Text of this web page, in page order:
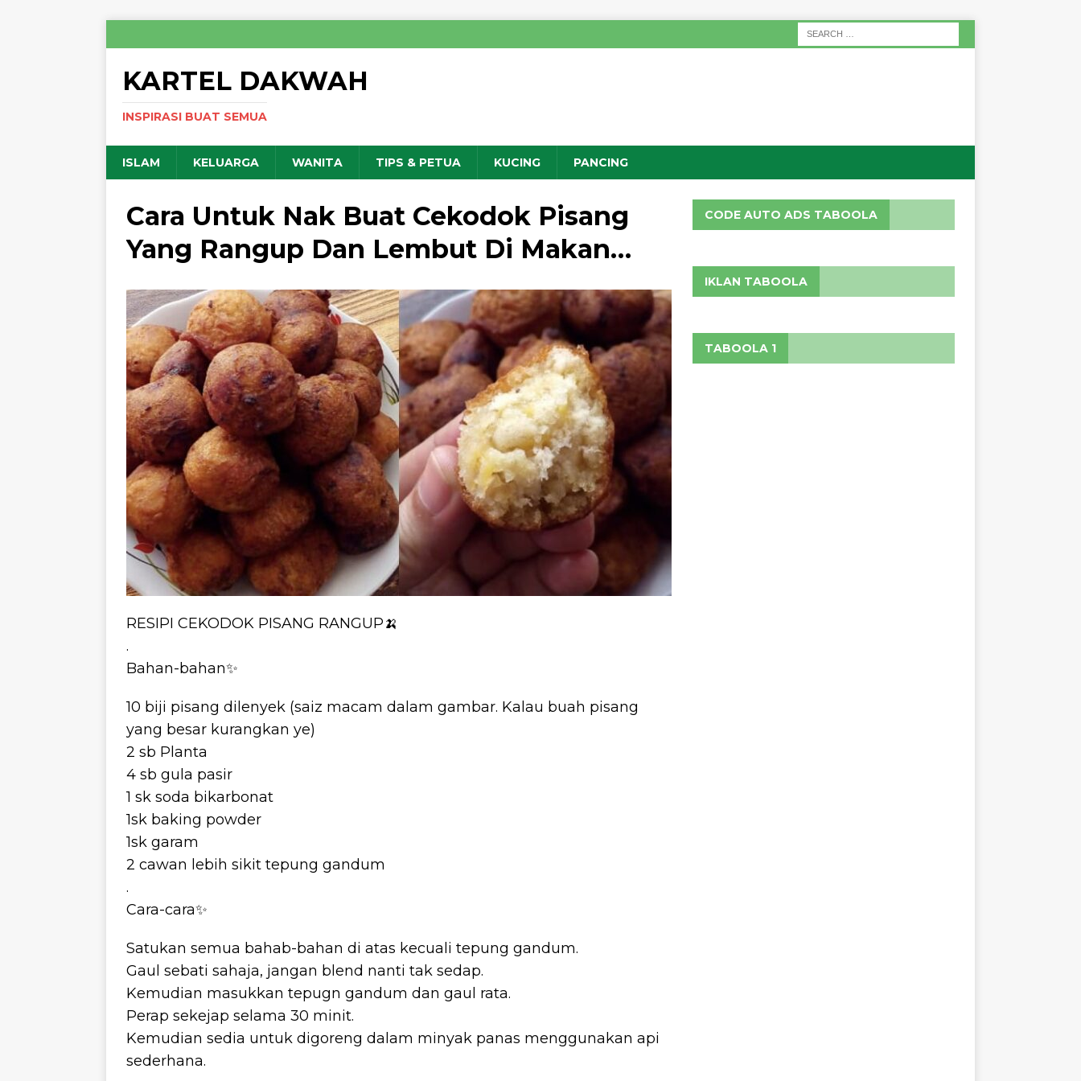
KARTEL DAKWAH
INSPIRASI BUAT SEMUA
ISLAM KELUARGA WANITA TIPS & PETUA KUCING PANCING
Cara Untuk Nak Buat Cekodok Pisang
Yang Rangup Dan Lembut Di Makan…
RESIPI CEKODOK PISANG RANGUP🍌
.
Bahan-bahan✨
10 biji pisang dilenyek (saiz macam dalam gambar. Kalau buah pisang
yang besar kurangkan ye)
2 sb Planta
4 sb gula pasir
1 sk soda bikarbonat
1sk baking powder
1sk garam
2 cawan lebih sikit tepung gandum
.
Cara-cara✨
Satukan semua bahab-bahan di atas kecuali tepung gandum.
Gaul sebati sahaja, jangan blend nanti tak sedap.
Kemudian masukkan tepugn gandum dan gaul rata.
Perap sekejap selama 30 minit.
Kemudian sedia untuk digoreng dalam minyak panas menggunakan api
sederhana.
CODE AUTO ADS TABOOLA
IKLAN TABOOLA
TABOOLA 1